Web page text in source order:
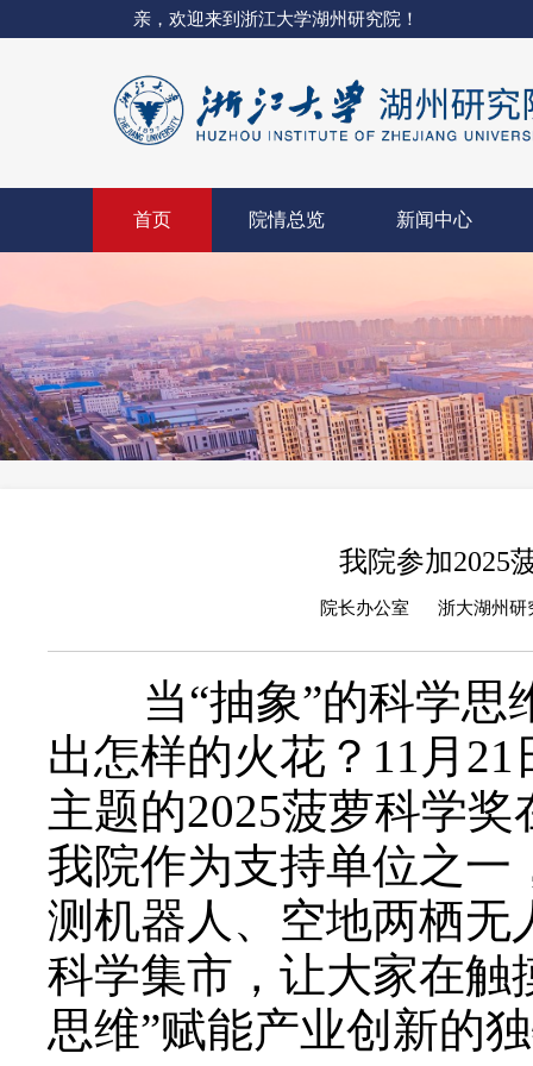
亲，欢迎来到浙江大学湖州研究院！
首页 院情总览 新闻中心
我院参加2025
院长办公室 浙大湖州
当“抽象”的科学
出怎样的火花？11月
主题的2025菠萝科学
我院作为支持单位之一
测机器人、空地两栖无
科学集市，让大家在触
思维”赋能产业创新的